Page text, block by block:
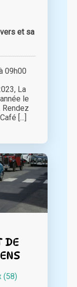
et sa
09h00
La
le
Rendez
[...]
DE
(58)